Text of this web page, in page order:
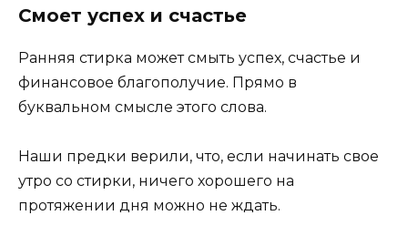
Смоет успех и счастье
Ранняя стирка может смыть успех, счастье и
финансовое благополучие. Прямо в
буквальном смысле этого слова.
Наши предки верили, что, если начинать свое
утро со стирки, ничего хорошего на
протяжении дня можно не ждать.